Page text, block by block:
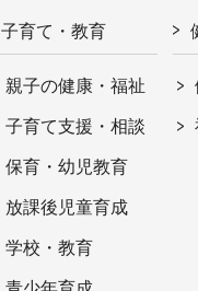
子育て・教育
親子の健康・福祉
子育て支援・相談
保育・幼児教育
放課後児童育成
学校・教育